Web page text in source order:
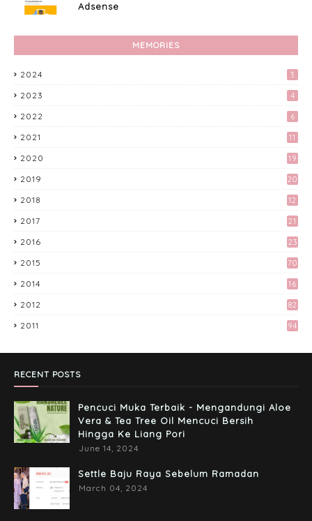
Adsense
Custome Organizer Wallpaper
MEMORIES
2024 3
2023 4
2022 6
2021 11
2020 19
2019 20
2018
12
2017
21
2016
23
2015 70
2014 16
2012 82
2011 94
RECENT POSTS
Pencuci Muka Terbaik - Mengandungi Aloe
Vera & Tea Tree Oil Mencuci Bersih
Hingga Ke Liang Pori
June 14, 2024
Settle Baju Raya Sebelum Ramadan
March 04, 2024